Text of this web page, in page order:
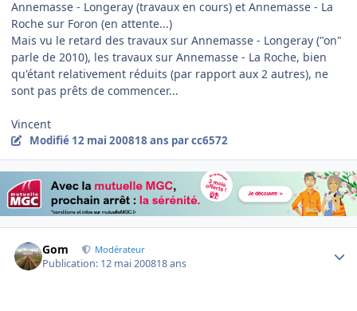
Annemasse - Longeray (travaux en cours) et Annemasse - La
Roche sur Foron (en attente...)
Mais vu le retard des travaux sur Annemasse - Longeray ("on"
parle de 2010), les travaux sur Annemasse - La Roche, bien
qu'étant relativement réduits (par rapport aux 2 autres), ne
sont pas prêts de commencer...
Vincent
Modifié 12 mai 200818 ans par cc6572
Gom Modérateur
Publication: 12 mai 200818 ans